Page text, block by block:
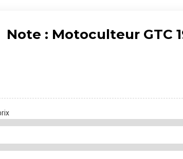
Note : Motoculteur GTC